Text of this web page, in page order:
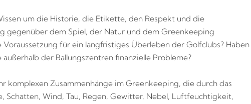
um die Historie, die Etikette, den Respekt und die
gegenüber dem Spiel, der Natur und dem Greenkeeping
für ein langfristiges Überleben der Golfclubs? Haben
der Ballungszentren finanzielle Probleme?
komplexen Zusammenhänge im Greenkeeping, die durch das
Schatten, Wind, Tau, Regen, Gewitter, Nebel, Luftfeuchtigkeit,